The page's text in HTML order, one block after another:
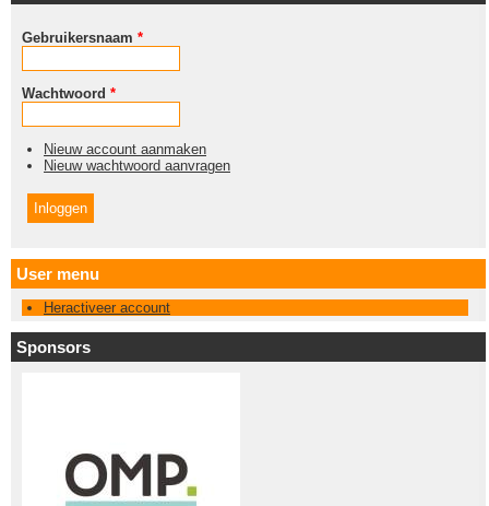
Gebruikersnaam *
Wachtwoord *
Nieuw account aanmaken
Nieuw wachtwoord aanvragen
User menu
Heractiveer account
Sponsors